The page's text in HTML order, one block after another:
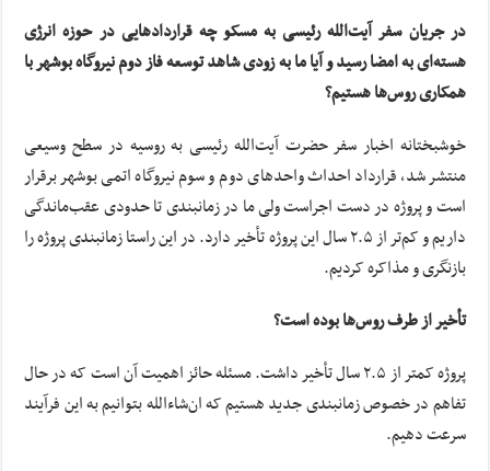
در جریان سفر آیت‌الله رئیسی به مسکو چه قراردادهایی در حوزه انرژی
هسته‌ای به امضا رسید و آیا ما به زودی شاهد توسعه فاز دوم نیروگاه بوشهر با
همکاری روس‌ها هستیم؟
خوشبختانه اخبار سفر حضرت آیت‌الله رئیسی به روسیه در سطح وسیعی
منتشر شد، قرارداد احداث واحدهای دوم و سوم نیروگاه اتمی بوشهر برقرار
است و پروژه در دست اجراست ولی ما در زمانبندی تا حدودی عقب‌ماندگی
داریم و کم‌تر از ۲.۵ سال این پروژه تأخیر دارد. در این راستا زمانبندی پروژه را
بازنگری و مذاکره کردیم.
تأخیر از طرف روس‌ها بوده است؟
پروژه کمتر از ۲.۵ سال تأخیر داشت. مسئله حائز اهمیت آن است که در حال
تفاهم در خصوص زمانبندی جدید هستیم که ان‌شاءالله بتوانیم به این فرآیند
سرعت دهیم.